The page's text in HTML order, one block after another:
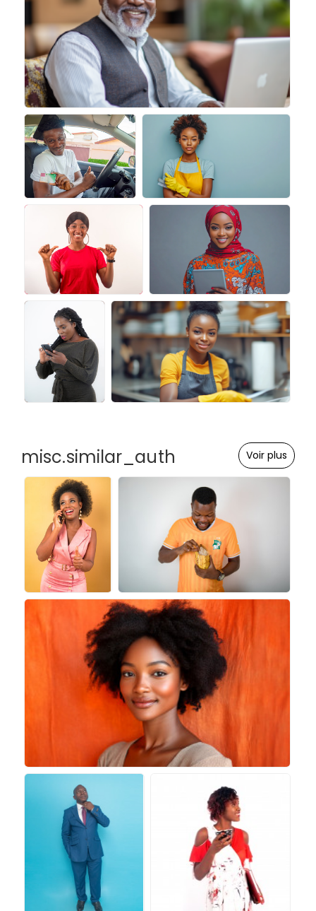
misc.similar_auth Voir plus